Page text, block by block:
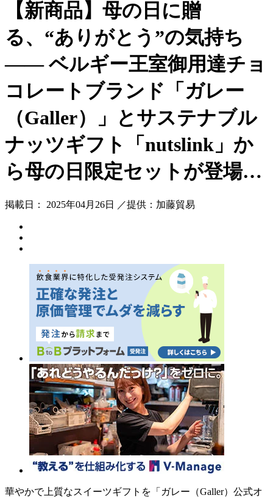
【新商品】母の日に贈
る、“ありがとう”の気持ち
―― ベルギー王室御用達チョ
コレートブランド「ガレー
（Galler）」とサステナブル
ナッツギフト「nutslink」か
ら母の日限定セットが登場…
掲載日： 2025年04月26日 ／提供：加藤貿易
華やかで上質なスイーツギフトを「ガレー（Galler）公式オ